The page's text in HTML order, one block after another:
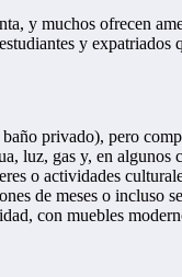
y muchos ofrecen
y
privado), pero
luz, gas y, en algunos
o actividades
de meses o incluso
con muebles